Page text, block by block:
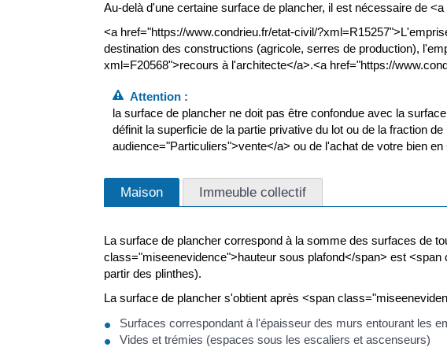
Au-delà d'une certaine surface de plancher, il est nécessaire de
<a href="https://www.condrieu.fr/etat-civil/
destination des constructions (agricole, serres de production),
xml=F20568">recours à l'architecte</a>.<a href="https://
Attention :
la surface de plancher ne doit pas être confondue avec la
définit la superficie de la partie privative du lot ou de la fraction
audience="Particuliers">vente</a> ou de l'achat de votre bien
Maison Immeuble collectif
La surface de plancher correspond à la somme des surfaces de
class="miseenevidence">hauteur sous plafond</span> est
partir des plinthes).
La surface de plancher s'obtient après <span
Surfaces correspondant à l'épaisseur des murs entourant les
Vides et trémies (espaces sous les escaliers et ascenseurs)